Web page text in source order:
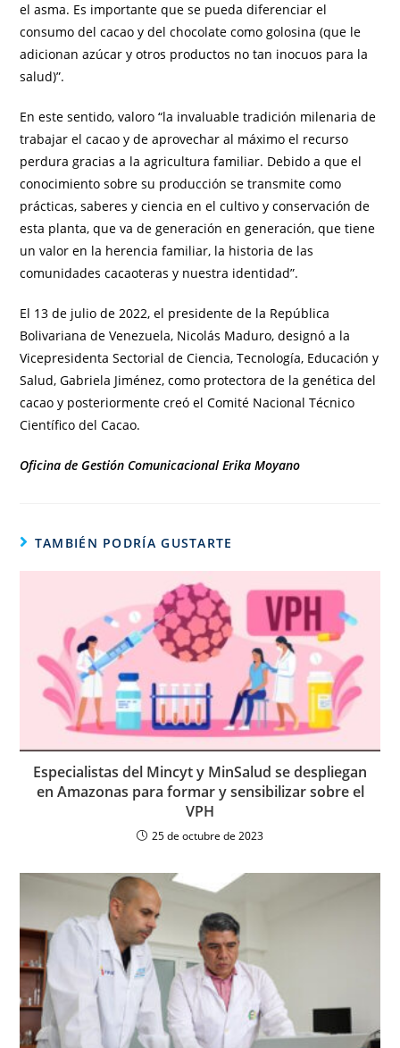
el asma. Es importante que se pueda diferenciar el
consumo del cacao y del chocolate como golosina (que le
adicionan azúcar y otros productos no tan inocuos para la
salud)”.
En este sentido, valoro “la invaluable tradición milenaria de
trabajar el cacao y de aprovechar al máximo el recurso
perdura gracias a la agricultura familiar. Debido a que el
conocimiento sobre su producción se transmite como
prácticas, saberes y ciencia en el cultivo y conservación de
esta planta, que va de generación en generación, que tiene
un valor en la herencia familiar, la historia de las
comunidades cacaoteras y nuestra identidad”.
El 13 de julio de 2022, el presidente de la República
Bolivariana de Venezuela, Nicolás Maduro, designó a la
Vicepresidenta Sectorial de Ciencia, Tecnología, Educación y
Salud, Gabriela Jiménez, como protectora de la genética del
cacao y posteriormente creó el Comité Nacional Técnico
Científico del Cacao.
Oficina de Gestión Comunicacional Erika Moyano
TAMBIÉN PODRÍA GUSTARTE
Especialistas del Mincyt y MinSalud se despliegan
en Amazonas para formar y sensibilizar sobre el
VPH
25 de octubre de 2023